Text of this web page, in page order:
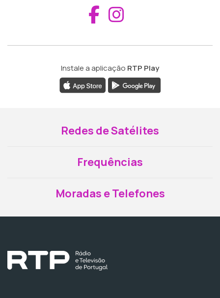
Aceder ao
Instale a aplicação RTP Play
Redes de Satélites
Frequências
Moradas e Telefones